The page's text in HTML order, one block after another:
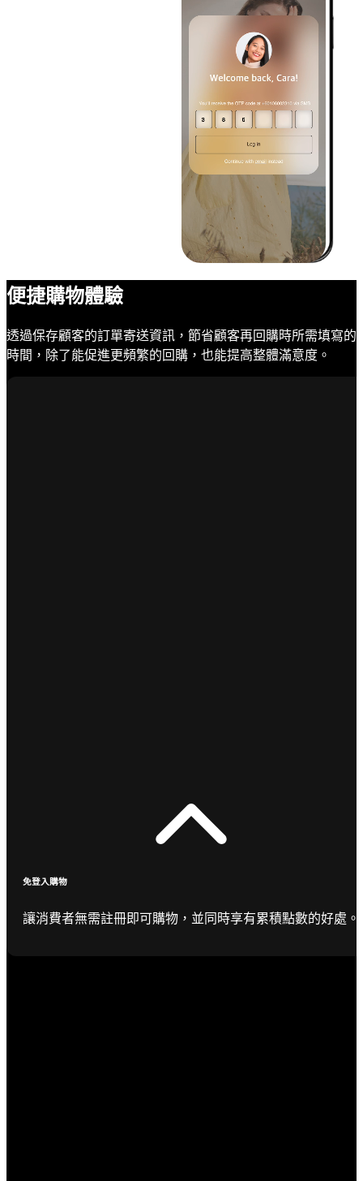
便捷購物體驗
透過保存顧客的訂單寄送資訊，節省顧客再回購時所需填寫的
時間，除了能促進更頻繁的回購，也能提高整體滿意度。
免登入購物
讓消費者無需註冊即可購物，並同時享有累積點數的好處。